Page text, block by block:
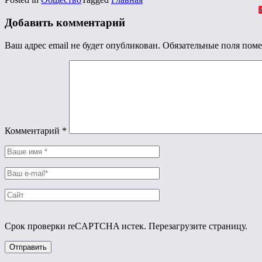
Добавить комментарий
Ваш адрес email не будет опубликован. Обязательные поля
Комментарий *
Срок проверки reCAPTCHA истек. Перезагрузите страницу.